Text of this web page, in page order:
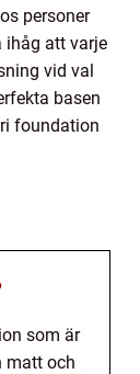
personer
ihåg att varje
vid val
basen
foundation
som är
matt och